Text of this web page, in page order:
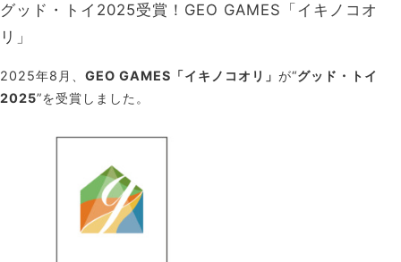
グッド・トイ2025受賞！GEO GAMES「イキノコオ
リ」
2025年8月、 GEO GAMES 「イキノコオリ」 が“グッド・トイ
2025”を受賞しました。